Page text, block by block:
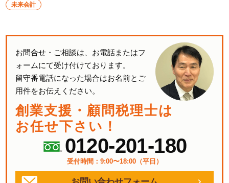
未来会計
お問合せ・ご相談は、お電話またはフ
ォームにて受け付けております。
留守番電話になった場合はお名前とご
用件をお伝えください。
創業支援・顧問税理士は
お任せ下さい！
0120-201-180
受付時間：9:00〜18:00（平日）